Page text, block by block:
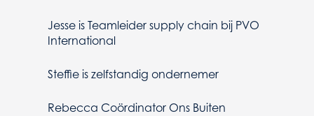
Jesse is Teamleider supply chain bij PVO
International
Steffie is zelfstandig ondernemer
Rebecca Coördinator Ons Buiten